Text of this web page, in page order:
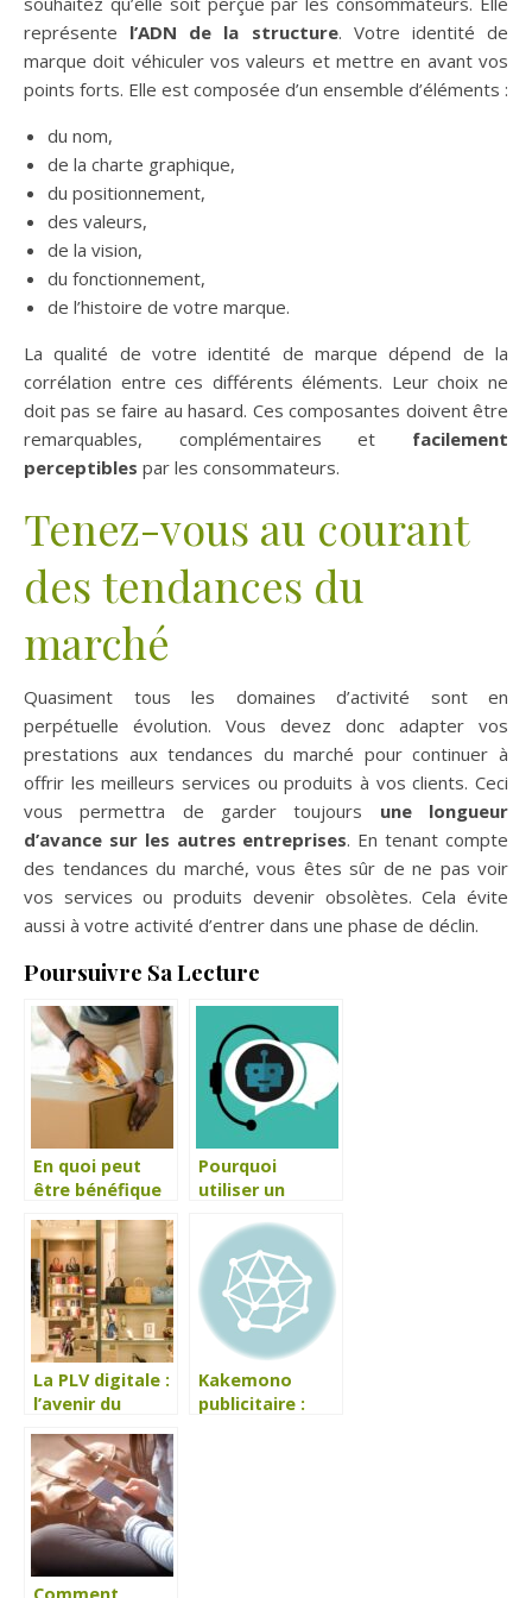
représente l’ADN de la structure. Votre identité de
marque doit véhiculer vos valeurs et mettre en avant vos
points forts. Elle est composée d’un ensemble d’éléments :
du nom,
de la charte graphique,
du positionnement,
des valeurs,
de la vision,
du fonctionnement,
de l’histoire de votre marque.
La qualité de votre identité de marque dépend de la
corrélation entre ces différents éléments. Leur choix ne
doit pas se faire au hasard. Ces composantes doivent être
remarquables, complémentaires et facilement
perceptibles par les consommateurs.
Tenez-vous au courant
des tendances du
marché
Quasiment tous les domaines d’activité sont en
perpétuelle évolution. Vous devez donc adapter vos
prestations aux tendances du marché pour continuer à
offrir les meilleurs services ou produits à vos clients. Ceci
vous permettra de garder toujours une longueur
d’avance sur les autres entreprises. En tenant compte
des tendances du marché, vous êtes sûr de ne pas voir
vos services ou produits devenir obsolètes. Cela évite
aussi à votre activité d’entrer dans une phase de déclin.
Poursuivre Sa Lecture
En quoi peut
être bénéfique
votre entreprise
?
Pourquoi
utiliser un
son site
internet ?
La PLV digitale :
l’avenir du
la vente ?
Kakemono
publicitaire :